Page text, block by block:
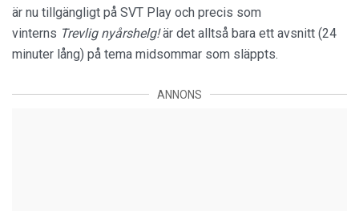
är nu tillgängligt på SVT Play och precis som
vinterns Trevlig nyårshelg!är det alltså bara ett avsnitt (24
minuter lång) på tema midsommar som släppts.
ANNONS